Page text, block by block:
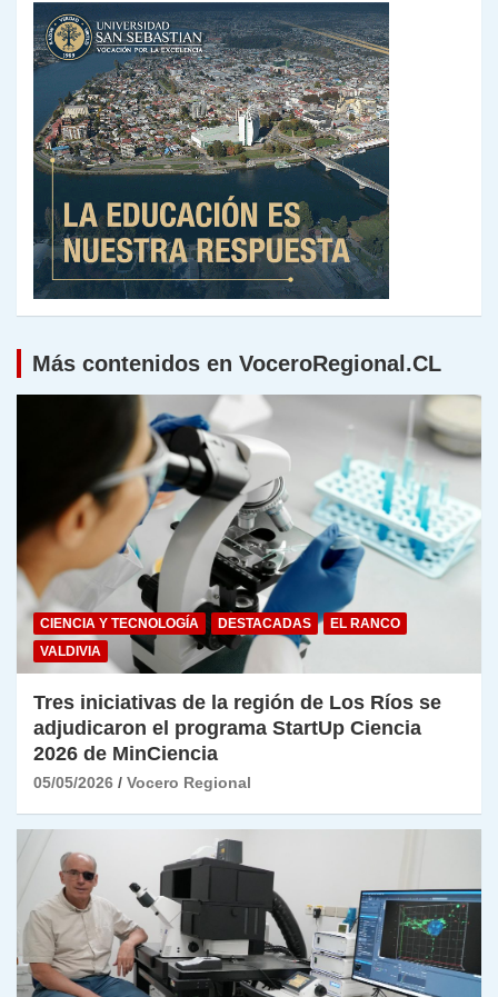
Más contenidos en VoceroRegional.CL
CIENCIA Y TECNOLOGÍA DESTACADAS
EL RANCO
VALDIVIA
Tres iniciativas de la región de Los Ríos se
adjudicaron el programa StartUp Ciencia
2026 de MinCiencia
05/05/2026 Vocero Regional